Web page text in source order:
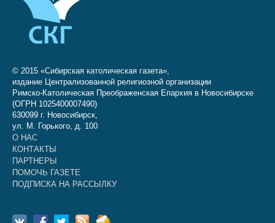
© 2015 «Сибирская католическая газета»,
издание Централизованной религиозной организации
Римско-Католическая Преображенская Епархия в Новосибирске
(ОГРН 1025400007490)
630099 г. Новосибирск,
ул. М. Горького, д. 100
О НАС
КОНТАКТЫ
ПАРТНЕРЫ
ПОМОЧЬ ГАЗЕТЕ
ПОДПИСКА НА РАССЫЛКУ